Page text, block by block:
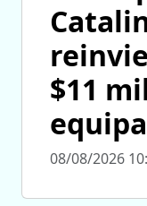
$11
08/08/2026